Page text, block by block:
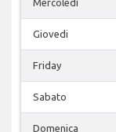
Giovedi
Friday
Sabato
Domenica